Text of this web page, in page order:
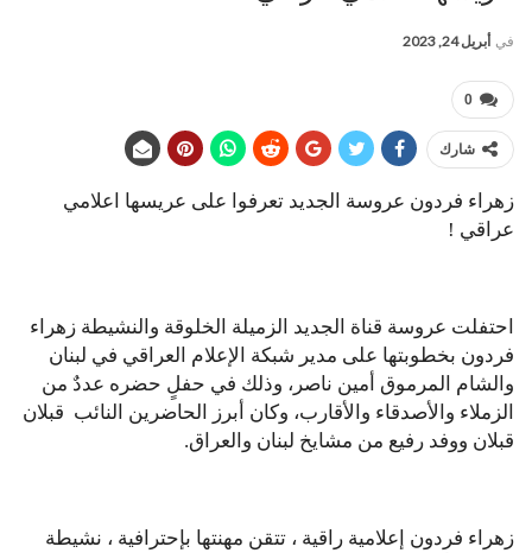
في أبريل 24, 2023
0
شارك
زهراء فردون عروسة الجديد تعرفوا على عريسها اعلامي
عراقي !
احتفلت عروسة قناة الجديد الزميلة الخلوقة والنشيطة زهراء
فردون بخطوبتها على مدير شبكة الإعلام العراقي في لبنان
والشام المرموق أمين ناصر، وذلك في حفلٍ حضره عددٌ من
الزملاء والأصدقاء والأقارب، وكان أبرز الحاضرين النائب قبلان
قبلان ووفد رفيع من مشايخ لبنان والعراق.
زهراء فردون إعلامية راقية ، تتقن مهنتها بإحترافية ، نشيطة